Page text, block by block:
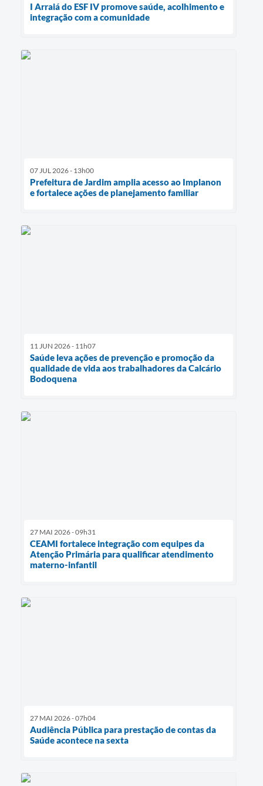
I Arraiá do ESF IV promove saúde, acolhimento e
integração com a comunidade
07 JUL 2026 - 13h00
Prefeitura de Jardim amplia acesso ao Implanon
e fortalece ações de planejamento familiar
11 JUN 2026 - 11h07
Saúde leva ações de prevenção e promoção da
qualidade de vida aos trabalhadores da Calcário
Bodoquena
27 MAI 2026 - 09h31
CEAMI fortalece integração com equipes da
Atenção Primária para qualificar atendimento
materno-infantil
27 MAI 2026 - 07h04
Audiência Pública para prestação de contas da
Saúde acontece na sexta